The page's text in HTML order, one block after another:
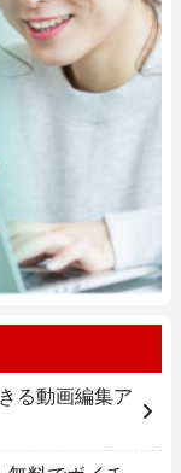
る動画編集ア